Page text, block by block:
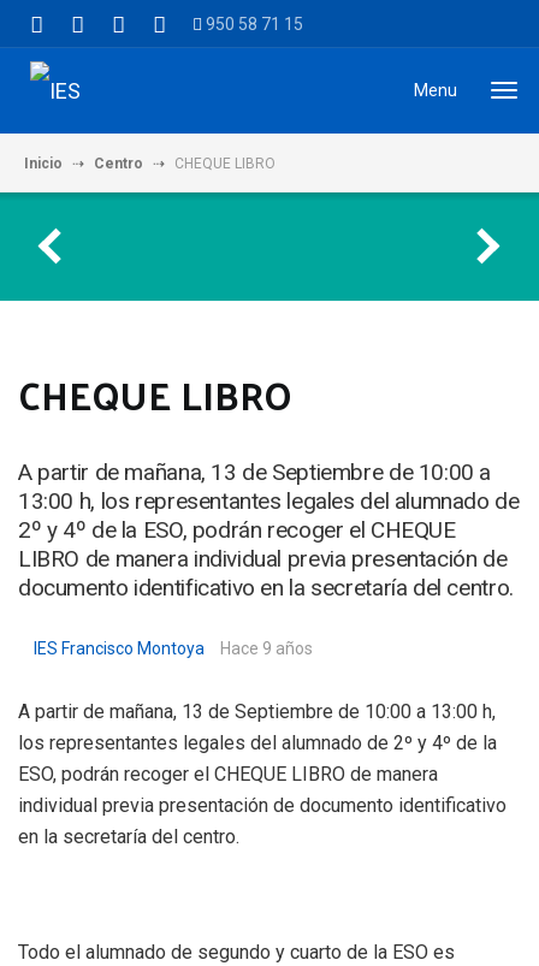
950 58 71 15
Menu
Inicio Centro CHEQUE LIBRO
CHEQUE LIBRO
A partir de mañana, 13 de Septiembre de 10:00 a
13:00 h, los representantes legales del alumnado de
2º y 4º de la ESO, podrán recoger el CHEQUE
LIBRO de manera individual previa presentación de
documento identificativo en la secretaría del centro.
IES Francisco Montoya Hace 9 años
A partir de mañana, 13 de Septiembre de 10:00 a 13:00 h,
los representantes legales del alumnado de 2º y 4º de la
ESO, podrán recoger el CHEQUE LIBRO de manera
individual previa presentación de documento identificativo
en la secretaría del centro.
Todo el alumnado de segundo y cuarto de la ESO es